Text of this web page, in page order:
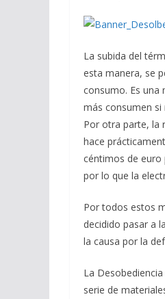
La subida del
esta manera, se
consumo. Es una
más consumen
Por otra parte, la
hace
céntimos de euro
por lo que la
Por todos estos
decidido pasar a
la causa por la
La
serie de